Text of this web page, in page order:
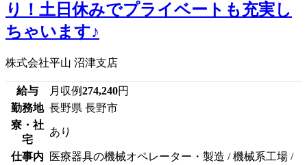
り！土日休みでプライベートも充実し
ちゃいます♪
株式会社平山 沼津支店
給与 月収例274,240円
勤務地 長野県 長野市
寮・社
宅
あり
仕事内
医療器具の機械オペレーター・製造 / 機械系工場 /